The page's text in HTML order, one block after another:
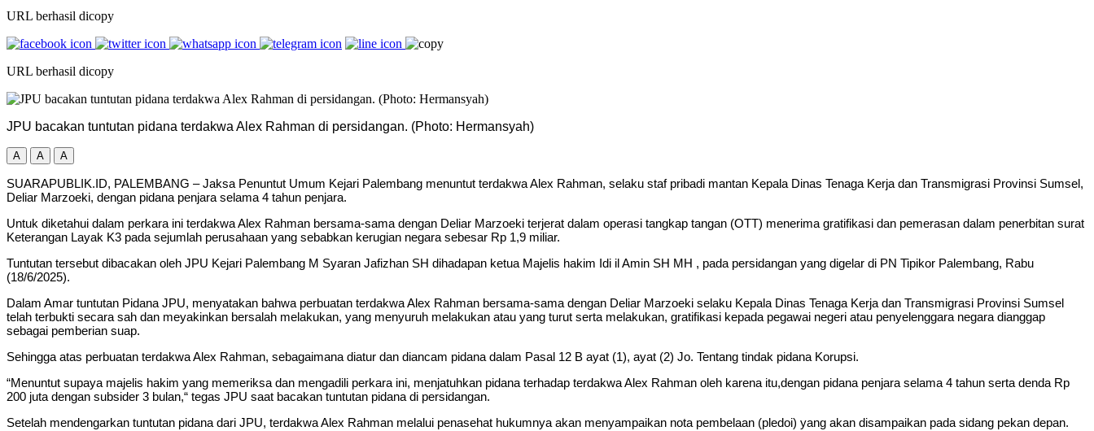
URL berhasil dicopy
URL berhasil dicopy
JPU bacakan tuntutan pidana terdakwa Alex Rahman di persidangan. (Photo: Hermansyah)
A A A
SUARAPUBLIK.ID, PALEMBANG – Jaksa Penuntut Umum Kejari Palembang menuntut terdakwa Alex Rahman, selaku staf pribadi mantan Kepala Dinas Tenaga Kerja dan Transmigrasi Provinsi Sumsel,
Deliar Marzoeki, dengan pidana penjara selama 4 tahun penjara.
Untuk diketahui dalam perkara ini terdakwa Alex Rahman bersama-sama dengan Deliar Marzoeki terjerat dalam operasi tangkap tangan (OTT) menerima gratifikasi dan pemerasan dalam penerbitan surat
Keterangan Layak K3 pada sejumlah perusahaan yang sebabkan kerugian negara sebesar Rp 1,9 miliar.
Tuntutan tersebut dibacakan oleh JPU Kejari Palembang M Syaran Jafizhan SH dihadapan ketua Majelis hakim Idi il Amin SH MH , pada persidangan yang digelar di PN Tipikor Palembang, Rabu
(18/6/2025).
Dalam Amar tuntutan Pidana JPU, menyatakan bahwa perbuatan terdakwa Alex Rahman bersama-sama dengan Deliar Marzoeki selaku Kepala Dinas Tenaga Kerja dan Transmigrasi Provinsi Sumsel
telah terbukti secara sah dan meyakinkan bersalah melakukan, yang menyuruh melakukan atau yang turut serta melakukan, gratifikasi kepada pegawai negeri atau penyelenggara negara dianggap
sebagai pemberian suap.
Sehingga atas perbuatan terdakwa Alex Rahman, sebagaimana diatur dan diancam pidana dalam Pasal 12 B ayat (1), ayat (2) Jo. Tentang tindak pidana Korupsi.
“Menuntut supaya majelis hakim yang memeriksa dan mengadili perkara ini, menjatuhkan pidana terhadap terdakwa Alex Rahman oleh karena itu,dengan pidana penjara selama 4 tahun serta denda Rp
200 juta dengan subsider 3 bulan,“ tegas JPU saat bacakan tuntutan pidana di persidangan.
Setelah mendengarkan tuntutan pidana dari JPU, terdakwa Alex Rahman melalui penasehat hukumnya akan menyampaikan nota pembelaan (pledoi) yang akan disampaikan pada sidang pekan depan.